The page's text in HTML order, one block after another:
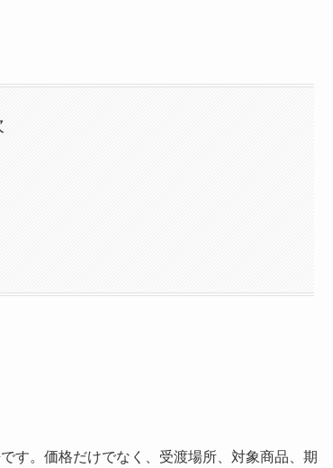
す。価格だけでなく、受渡場所、対象商品、期